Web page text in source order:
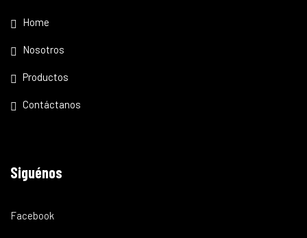
Home
Nosotros
Productos
Contáctanos
Siguénos
Facebook